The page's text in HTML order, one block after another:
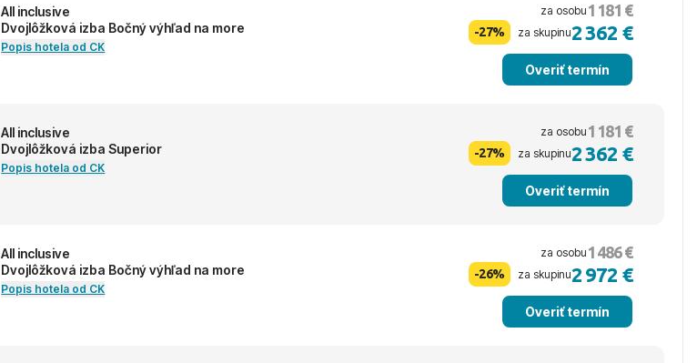
All inclusive
Dvojlôžková izba Bočný výhľad na more
Popis hotela od CK
za osobu 1 181 €
-27% za skupinu2 362 €
Overiť termín
All inclusive
Dvojlôžková izba Superior
Popis hotela od CK
za osobu 1 181 €
-27% za skupinu2 362 €
Overiť termín
All inclusive
Dvojlôžková izba Bočný výhľad na more
Popis hotela od CK
za osobu 1 486 €
-26% za skupinu2 972 €
Overiť termín